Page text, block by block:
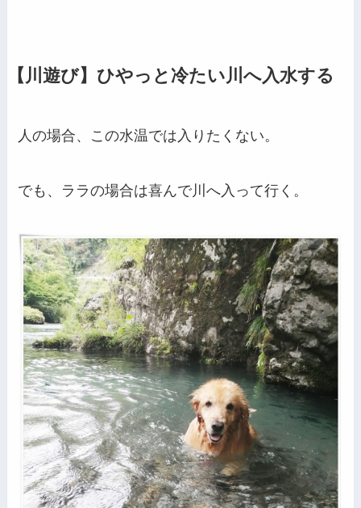
【川遊び】ひやっと冷たい川へ入水する
人の場合、この水温では入りたくない。
でも、ララの場合は喜んで川へ入って行く。